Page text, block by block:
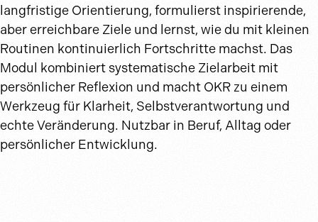
langfristige Orientierung, formulierst inspirierende,
aber erreichbare Ziele und lernst, wie du mit kleinen
Routinen kontinuierlich Fortschritte machst. Das
Modul kombiniert systematische Zielarbeit mit
persönlicher Reflexion und macht OKR zu einem
Werkzeug für Klarheit, Selbstverantwortung und
echte Veränderung. Nutzbar in Beruf, Alltag oder
persönlicher Entwicklung.